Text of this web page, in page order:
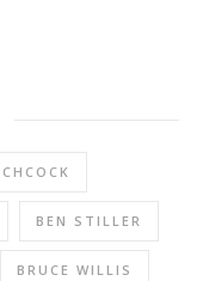
BEN STILLER
BRUCE WILLIS